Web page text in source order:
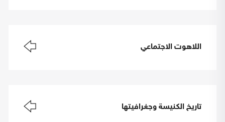
اللاهوت الاجتماعي
تاريخ الكنيسة وجغرافيتها